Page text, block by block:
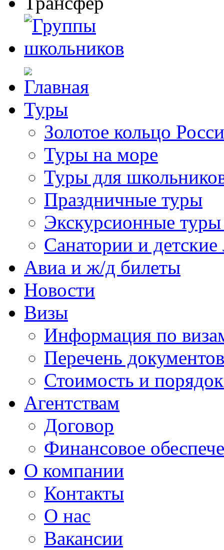
Туры
Золотое кольцо
Туры на море
Туры для
Праздничные туры
Экскурсионные
Санатории и детские
Авиа и ж/д билеты
Новости
Визы
Информация по
Перечень
Стоимость и
Агентствам
Договор
Финансовое
О компании
Контакты
О нас
Вакансии